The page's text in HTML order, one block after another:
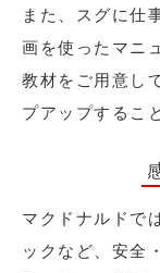
また、スグに仕
画を使ったマニ
教材をご用意し
プアップするこ
マクドナルドで
ックなど、安全